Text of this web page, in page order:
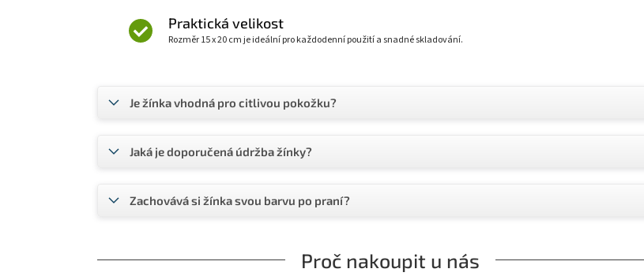
Praktická velikost
Rozměr 15 x 20 cm je ideální pro každodenní použití a snadné skladování.
Je žínka vhodná pro citlivou pokožku?
Jaká je doporučená údržba žínky?
Zachovává si žínka svou barvu po praní?
Proč nakoupit u nás